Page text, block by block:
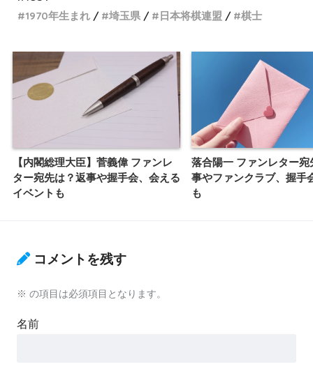
1970年生まれ
埼玉県 日本将棋連盟 棋士
【内閣総理大臣】菅義偉 ファンレ
ター宛先は？返事や握手会、会える
イベントも
落合陽一 ファンレター宛
事やファンクラブ、握手
も
コメントを残す
※ の項目は必須項目となります。
名前